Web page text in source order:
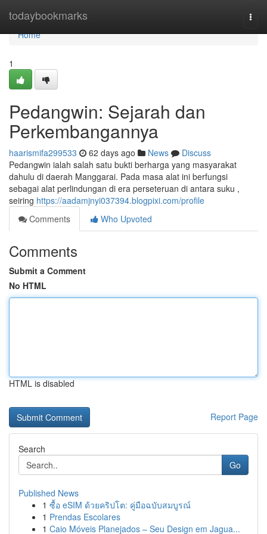
todaybookmarks
Home
Home
1
Pedangwin: Sejarah dan
Perkembangannya
haarismifa299533 62 days ago News
Discuss
Pedangwin ialah salah satu bukti berharga yang masyarakat
dahulu di daerah Manggarai. Pada masa alat ini berfungsi
sebagai alat perlindungan di era perseteruan di antara suku ,
seiring https://aadamjnyi037394.blogpixi.com/profile
Comments
Who Upvoted
Comments
Submit a Comment
No HTML
HTML is disabled
Report Page
Search
Go
Published News
1 ซื้อ eSIM ด้วยคริปโต: คู่มือฉบับสมบูรณ์
1 Prendas Escolares
1 Caio Móveis Planejados – Seu Design em Jagua...